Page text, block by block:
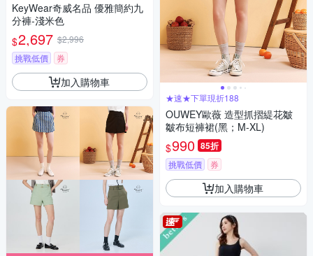
KeyWear奇威名品 優雅簡約九
分褲-淺米色
$2,697 $2,996
挑戰低價
券
加入購物車
★速★下單現折188
OUWEY歐薇 造型抓摺緹花皺
皺布短褲裙(黑；M-XL)
$990 85折
挑戰低價 券
加入購物車